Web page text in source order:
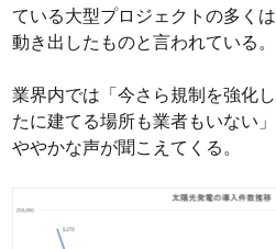
ている大型プロジェクトの多く
動き出したものと言われている。
業界内では「今さら規制を強化
たに建てる場所も業者もいない
ややかな声が聞こえてくる。